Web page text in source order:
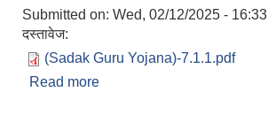
Submitted on: Wed, 02/12/2025 - 16:33
दस्तावेज:
(Sadak Guru Yojana)-7.1.1.pdf
Read more